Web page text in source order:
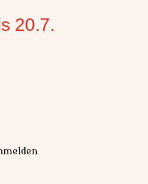
20.7.